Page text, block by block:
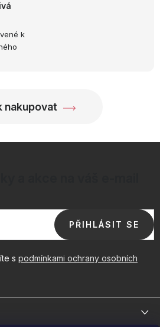
k
nakupovat
s podmínkami ochrany osobních
PŘIHLÁSIT SE